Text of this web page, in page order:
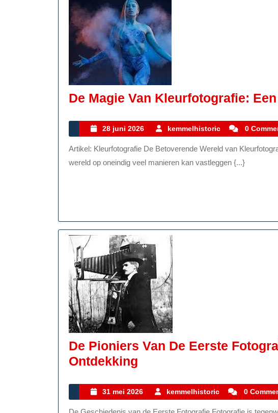
De Magie Van Kleurfotografie:
28 juni 2026
28
juni
2026
kemmelhistoric 0
Artikel: Kleurfotografie De Betoverende Wereld van Kleurfotografie Fotografie is een kunstvorm die de
wereld op oneindig veel manieren kan vastleggen {...}
De Pioniers Van De Eerste
Ontdekking
Van
De
31 mei 2026
31
mei
kemmelhistoric 0